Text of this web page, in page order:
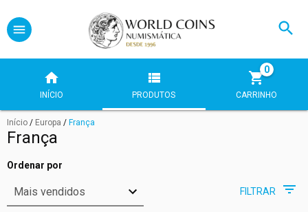
INÍCIO PRODUTOS CARRINHO
0
Início / Europa / França
França
Ordenar por
FILTRAR